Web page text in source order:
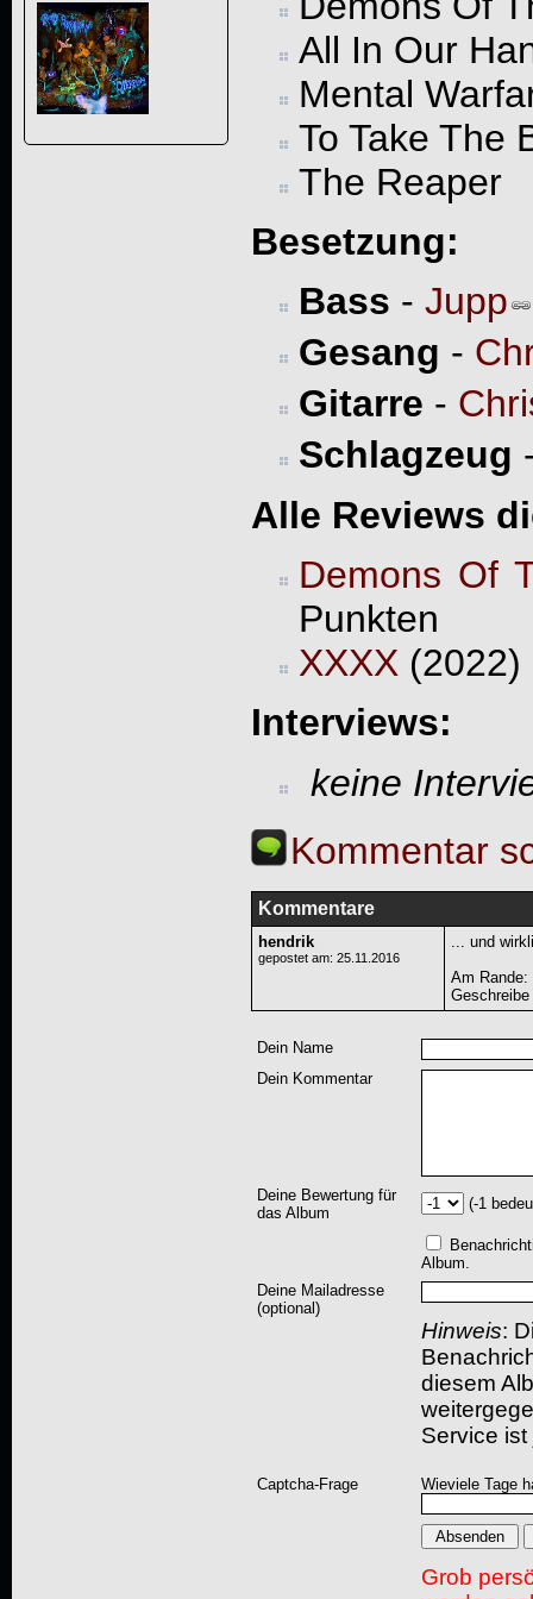
All In Our
Mental
To Take The
The Reaper
Besetzung:
Bass - Jupp
Gesang -
Gitarre -
Schlagzeug
Alle Reviews
Demons Of
Punkten
XXXX (2022)
Interviews:
keine
Kommentar
Kommentare
hendrik
gepostet am: 25.11.2016
... und
Am
Geschreibe
Dein Name
Dein Kommentar
Deine Bewertung für
das Album
(-1
Album.
Deine Mailadresse
(optional)
Hinweis:
diesem
Service
Captcha-Frage Wieviele Tage
Grob